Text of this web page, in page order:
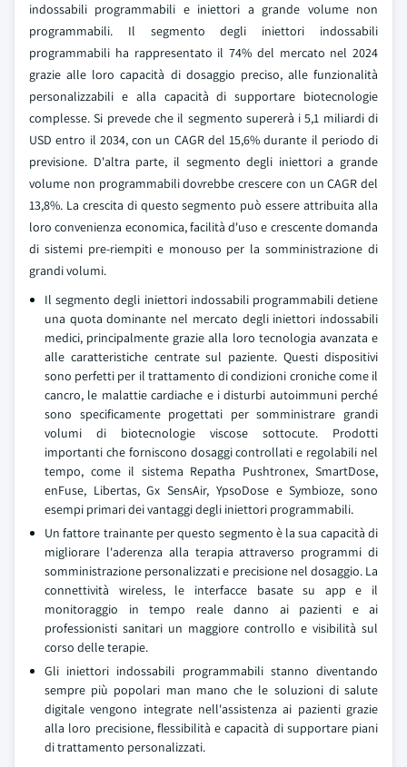
indossabili programmabili e iniettori a grande volume non
programmabili. Il segmento degli iniettori indossabili
programmabili ha rappresentato il 74% del mercato nel 2024
grazie alle loro capacità di dosaggio preciso, alle funzionalità
personalizzabili e alla capacità di supportare biotecnologie
complesse. Si prevede che il segmento supererà i 5,1 miliardi di
USD entro il 2034, con un CAGR del 15,6% durante il periodo di
previsione. D'altra parte, il segmento degli iniettori a grande
volume non programmabili dovrebbe crescere con un CAGR del
13,8%. La crescita di questo segmento può essere attribuita alla
loro convenienza economica, facilità d'uso e crescente domanda
di sistemi pre-riempiti e monouso per la somministrazione di
grandi volumi.
Il segmento degli iniettori indossabili programmabili detiene
una quota dominante nel mercato degli iniettori indossabili
medici, principalmente grazie alla loro tecnologia avanzata e
alle caratteristiche centrate sul paziente. Questi dispositivi
sono perfetti per il trattamento di condizioni croniche come il
cancro, le malattie cardiache e i disturbi autoimmuni perché
sono specificamente progettati per somministrare grandi
volumi di biotecnologie viscose sottocute. Prodotti
importanti che forniscono dosaggi controllati e regolabili nel
tempo, come il sistema Repatha Pushtronex, SmartDose,
enFuse, Libertas, Gx SensAir, YpsoDose e Symbioze, sono
esempi primari dei vantaggi degli iniettori programmabili.
Un fattore trainante per questo segmento è la sua capacità di
migliorare l'aderenza alla terapia attraverso programmi di
somministrazione personalizzati e precisione nel dosaggio. La
connettività wireless, le interfacce basate su app e il
monitoraggio in tempo reale danno ai pazienti e ai
professionisti sanitari un maggiore controllo e visibilità sul
corso delle terapie.
Gli iniettori indossabili programmabili stanno diventando
sempre più popolari man mano che le soluzioni di salute
digitale vengono integrate nell'assistenza ai pazienti grazie
alla loro precisione, flessibilità e capacità di supportare piani
di trattamento personalizzati.